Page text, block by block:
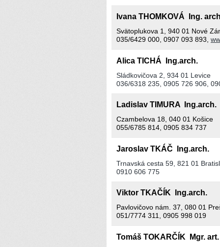
Ivana THOMKOVÁ Ing.
Svätoplukova 1, 940 01 Nové
035/6429 000, 0907 093 893,
Alica TICHÁ Ing.arch.
Sládkovičova 2, 934 01 Levice
036/6318 235, 0905 726 906,
Ladislav TIMURA Ing.arch.
Czambelova 18, 040 01 Košice
055/6785 814, 0905 834 737
Jaroslav TKÁČ Ing.arch.
Trnavská cesta 59, 821 01
0910 606 775
Viktor TKAČÍK Ing.arch.
Pavlovičovo nám. 37, 080 01
051/7774 311, 0905 998 019
Tomáš TOKARČÍK Mgr.